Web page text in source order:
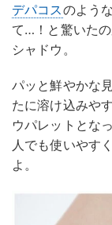
デパコスのよう
て…！と驚いた
シャドウ。
パッと鮮やかな
たに溶け込みや
ウパレットとな
人でも使いやす
よ。